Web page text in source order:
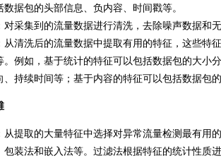
数据包的头部信息、负内容、时间戳等。
对采集到的流量数据进行清洗，去除噪声数据和
从清洗后的流量数据中提取有用的特征，这些特
。例如，基于统计的特征可以包括数据包的大小
、持续时间等；基于内容的特征可以包括数据包
从提取的大量特征中选择对异常流量检测最有用
包装法和嵌入法等。过滤法根据特征的统计性质